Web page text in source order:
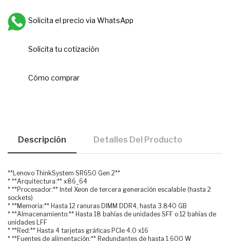
Solicita el precio via WhatsApp
Solicita tu cotización
Cómo comprar
Descripción Detalles Del Producto
**Lenovo ThinkSystem SR650 Gen 2**
* **Arquitectura:** x86_64
* **Procesador:** Intel Xeon de tercera generación escalable (hasta 2
sockets)
* **Memoria:** Hasta 12 ranuras DIMM DDR4, hasta 3.840 GB
* **Almacenamiento:** Hasta 18 bahías de unidades SFF o 12 bahías de
unidades LFF
* **Red:** Hasta 4 tarjetas gráficas PCIe 4.0 x16
* **Fuentes de alimentación:** Redundantes de hasta 1.600 W